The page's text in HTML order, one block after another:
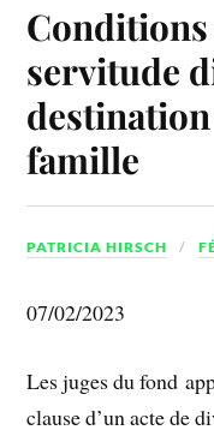
Conditions
servitude
famille
PATRICIA HIRSCH
07/02/2023
Les juges du fond
clause d’un acte de